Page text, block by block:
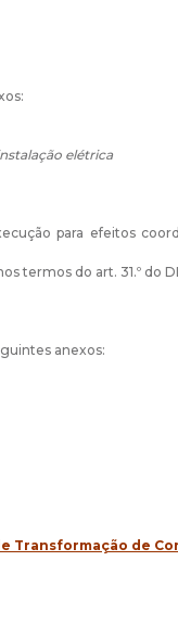
elétrica
para efeitos
termos do art. 31.º do
anexos:
Transformação de